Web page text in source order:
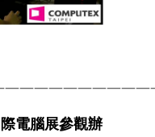
電腦展參觀辦